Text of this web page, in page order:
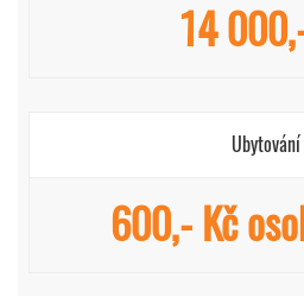
14
Ubytování
600,- Kč